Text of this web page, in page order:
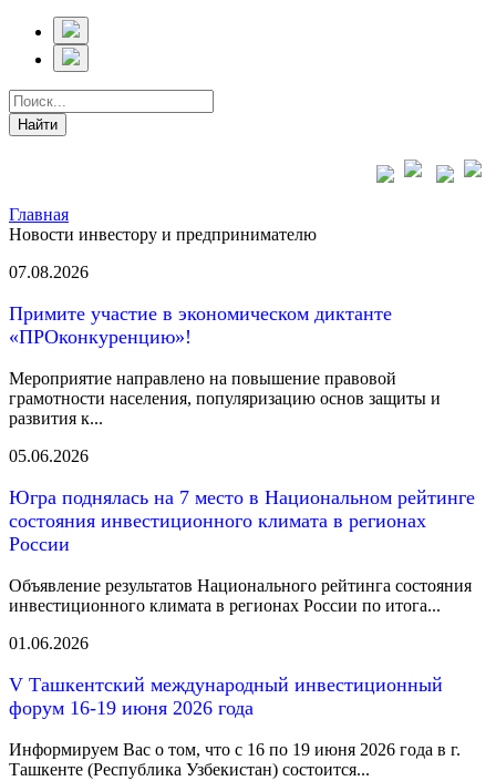
Главная
Новости инвестору и предпринимателю
07.08.2026
Примите участие в экономическом диктанте
«ПРОконкуренцию»!
Мероприятие направлено на повышение правовой
грамотности населения, популяризацию основ защиты и
развития к...
05.06.2026
Югра поднялась на 7 место в Национальном рейтинге
состояния инвестиционного климата в регионах
России
Объявление результатов Национального рейтинга состояния
инвестиционного климата в регионах России по итога...
01.06.2026
V Ташкентский международный инвестиционный
форум 16-19 июня 2026 года
Информируем Вас о том, что с 16 по 19 июня 2026 года в г.
Ташкенте (Республика Узбекистан) состоится...